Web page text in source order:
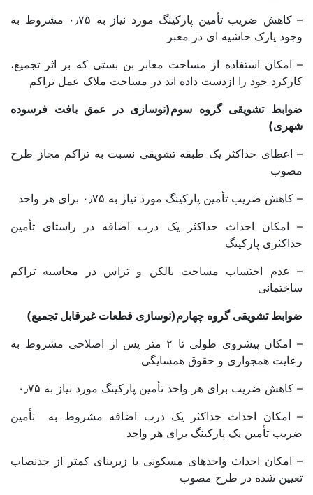
– کاهش ضریب تأمین پارکینگ مورد نیاز به ۰٫۷۵ مشروط به
وجود پارک حاشیه ای در معبر
– امکان استفاده از مساحت معابر بن بستی که بر اثر تجمیع،
کارکرد خود را ازدست داده اند در مساحت ملاک عمل تراکم
ضوابط تشویقی گروه سوم(نوسازی در عمق بافت فرسوده
شهری)
– اعطای حداکثر یک طبقه تشویقی نسبت به تراکم مجاز طرح
مصوب
– کاهش ضریب تأمین پارکینگ مورد نیاز به ۰٫۷۵ برای هر واحد
– امکان احداث حداکثر یک درب اضافه در راستای تأمین
حداکثری پارکینگ
– عدم احتساب مساحت بالکن و تراس در محاسبه تراکم
ساختمانی
ضوابط تشویقی گروه چهارم(نوسازی قطعات غیرقابل تجمیع)
– امکان پیشروی طولی تا ۲ متر پس از اصلاحی مشروط به
رعایت همجواری و حقوق همسایگی
– کاهش ضریب برای هر واحد تأمین پارکینگ مورد نیاز به ۰٫۷۵
– امکان احداث حداکثر یک درب اضافه مشروط به تأمین
ضریب تأمین یک پارکینگ برای هر واحد
– امکان احداث واحدهای مسکونی با زیربنای کمتر از حدنصاب
تعیین شده در طرح مصوب